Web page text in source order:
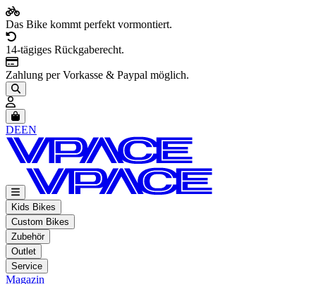
Das Bike kommt perfekt vormontiert.
14-tägiges Rückgaberecht.
Zahlung per Vorkasse & Paypal möglich.
Artikel im Warenkorb, Warenkorb anzeigen
DEEN
Kids Bikes
Custom Bikes
Zubehör
Outlet
Service
Magazin